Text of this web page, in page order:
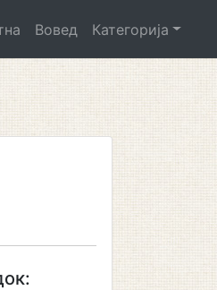
Вовед Категорија